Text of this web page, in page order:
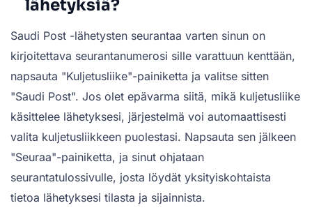
lähetyksiä?
Saudi Post -lähetysten seurantaa varten sinun on
kirjoitettava seurantanumerosi sille varattuun kenttään,
napsauta "Kuljetusliike"-painiketta ja valitse sitten
"Saudi Post". Jos olet epävarma siitä, mikä kuljetusliike
käsittelee lähetyksesi, järjestelmä voi automaattisesti
valita kuljetusliikkeen puolestasi. Napsauta sen jälkeen
"Seuraa"-painiketta, ja sinut ohjataan
seurantatulossivulle, josta löydät yksityiskohtaista
tietoa lähetyksesi tilasta ja sijainnista.